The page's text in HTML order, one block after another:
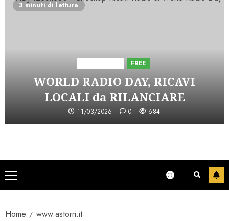
3 minuti di lettura
FREE
WORLD RADIO DAY, RICAVI
LOCALI da RILANCIARE
11/03/2026 0 684
Menu
principale
Home www.astorri.it